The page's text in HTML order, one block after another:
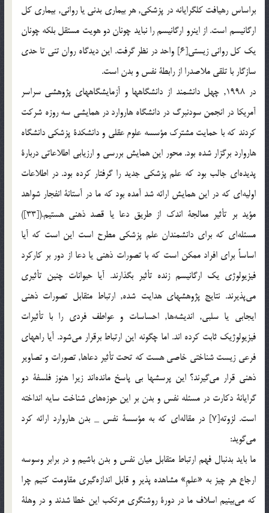
براساس رهيافت کلگرايانه در پزشکی, هر بيماری بدنی يا روانی, بيماری کل
ارگانيسم است. از اينرو ارگانيسم را نبايد چونان دو هويت مستقل بلکه چونان
يک کل روانی زيستی[6] واحد در نظر گرفت. اين ديدگاه روان تنی تا حدی
سازگار با تلقی ملاصدرا از رابطة نفس و بدن است.
در 1998, چهل دانشمند از دانشگاهها و آزمايشگاههای پژوهشی سراسر
آمريکا در انجمن سودنبرگ در دانشگاه هاروارد در همايشی سه روزه شرکت
کردند که با حمايت مشترک مؤسسه علوم عقلی و دانشکدة پزشکی دانشگاه
هاروارد برگزار شده بود. محور اين همايش بررسی و ارزيابی اطلاعاتی دربارة
پديده‌اي جالب بود که علم پزشکی جديد را گرفتار کرده بود. در اطلاعات
اوليه‌اي که در اين همايش ارائه شد آمده بود که ما در آستانة انفجار شواهد
مؤيد بر تأثير معالجة اندک از طريق دعا يا قصد ذهنی هستيم.([33])
مسئله‌اي که برای دانشمندان علم پزشکی مطرح است اين است که آيا
اساساً برای افراد ممکن است که با تصورات ذهنی يا دعا از دور بر کارکرد
فيزيولوژی يک ارگانيسم زنده تأثير بگذارند. آيا حيوانات چنين تأثيری
مي‌پذيرند. نتايج پژوهشهای هدايت شده, ارتباط متقابل تصورات ذهنی
ايجابی يا سلبی, انديشه‌ها, احساسات و عواطف فردی را با تأثيرات
فيزيولوژيک ثابت کرده اند. اما چگونه اين ارتباط برقرار مي‌شود. آيا راههای
فرعی زيست شناختی خاصی هست که تحت تأثير دعاها, تصورات و تصاوير
ذهنی قرار مي‌گيرند؟ اين پرسشها بی پاسخ مانده‌اند زيرا هنوز فلسفة دو
گرايانة دکارت در مسئله نفس و بدن بر اين حوزه‌های شناخت سايه انداخته
است. لزوته[7] در مقاله‌اي که به مؤسسة نفس _ بدن هاروارد ارائه کرد
مي‌گويد:
ما بايد بدنبال فهم ارتباط متقابل ميان نفس و بدن باشيم و در برابر وسوسه
ارجاع هر چيز به «علمِ» مشاهده پذير و قابل اندازه‌گيری مقاومت کنيم چرا
که مي‌بينيم اسلاف ما در دورة روشنگری مرتکب اين خطا شدند و در وهلة